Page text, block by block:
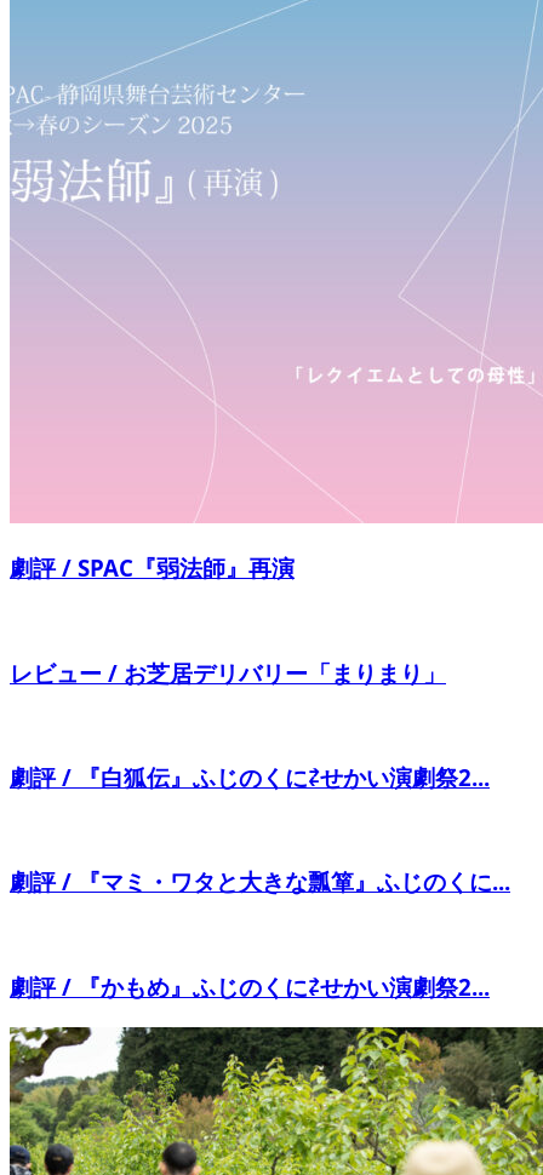
劇評 / SPAC『弱法師』再演
レビュー / お芝居デリバリー「まりまり」
劇評 / 『白狐伝』ふじのくに⇄せかい演劇祭2...
劇評 / 『マミ・ワタと大きな瓢箪』ふじのくに...
劇評 / 『かもめ』ふじのくに⇄せかい演劇祭2...